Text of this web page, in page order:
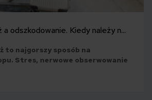
a odszkodowanie. Kiedy należy n...
to najgorszy sposób na
Stres, nerwowe obserwowanie